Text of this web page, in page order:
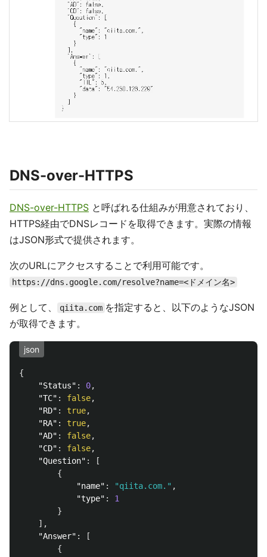
DNS-over-HTTPS
DNS-over-HTTPS と呼ばれる仕組みが用意されており、
HTTPS経由でDNSレコードを取得できます。実際の情報
はJSON形式で提供されます。
次のURLにアクセスすることで利用可能です。
https://dns.google.com/resolve?name=<ドメイン名>
例として、 qiita.com を指定すると、以下のようなJSON
が取得できます。
json
{
"Status" : 0,
"TC" : false,
"RD" : true,
"RA" : true,
"AD" : false,
"CD" : false,
"Question" :
[
{
"name" : "qiita.com." ,
"type" :
1
}
],
"Answer" :
[
{